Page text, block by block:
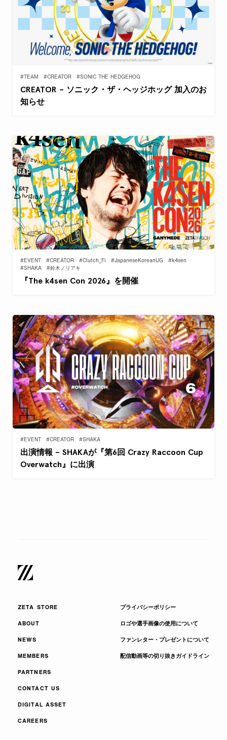
#TEAM #CREATOR #SONIC THE HEDGEHOG
CREATOR – ソニック・ザ・ヘッジホッグ 加入のお
知らせ
#EVENT #CREATOR #Clutch_Fi #JapaneseKoreanUG
#k4sen
#SHAKA
#鈴木ノリアキ
『The k4sen Con 2026』を開催
#EVENT #CREATOR #SHAKA
出演情報 – SHAKAが『第6回 Crazy Raccoon Cup
Overwatch』に出演
ZETA STORE
ABOUT
NEWS
MEMBERS
PARTNERS
CONTACT US
DIGITAL ASSET
CAREERS
プライバシーポリシー
ロゴや選手画像の使用について
ファンレター・プレゼントについて
配信動画等の切り抜きガイドライン